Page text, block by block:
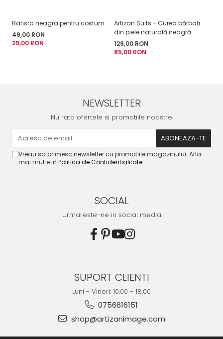
Batista neagra pentru costum
49,00 RON
29,00 RON
Artizan Suits - Curea bărbați
din piele naturală neagră
129,00 RON
85,00 RON
NEWSLETTER
Nu rata ofertele si promotiile noastre
Vreau sa primesc newsletter cu promotiile magazinului. Afla
mai multe in Politica de Confidentialitate
SOCIAL
Urmareste-ne in social media
SUPORT CLIENTI
Luni - Vineri: 10.00 - 18.00
0756616151
shop@artizanimage.com